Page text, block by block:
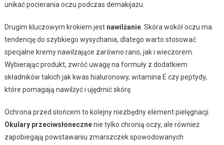
unikać pocierania oczu podczas demakijażu.
Drugim kluczowym krokiem jest nawilżanie. Skóra wokół oczu ma
tendencję do szybkiego wysychania, dlatego warto stosować
specjalne kremy nawilżające zarówno rano, jak i wieczorem.
Wybierając produkt, zwróć uwagę na formuły z dodatkiem
składników takich jak kwas hialuronowy, witamina E czy peptydy,
które pomagają nawilżyć i ujędrnić skórę.
Ochrona przed słońcem to kolejny niezbędny element pielęgnacji.
Okulary przeciwsłonecznenie tylko chronią oczy, ale również
zapobiegają powstawaniu zmarszczek spowodowanych